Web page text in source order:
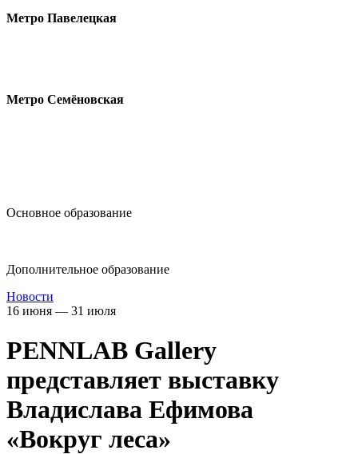
Метро Павелецкая
Метро Семёновская
Основное образование
Дополнительное образование
Новости
16 июня — 31 июля
PENNLAB Gallery
представляет выставку
Владислава Ефимова
«Вокруг леса»